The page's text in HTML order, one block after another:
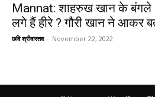
Mannat: शाहरुख खान‌ के बंगले
लगे हैं हीरे ? गौरी खान ने आकर
छवि श्रीवास्तव - November 22, 2022